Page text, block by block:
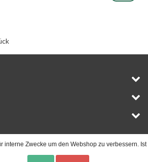
interne Zwecke um den Webshop zu verbessern. Ist